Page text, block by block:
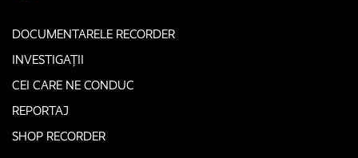
DOCUMENTARELE RECORDER
INVESTIGAȚII
CEI CARE NE CONDUC
REPORTAJ
SHOP RECORDER